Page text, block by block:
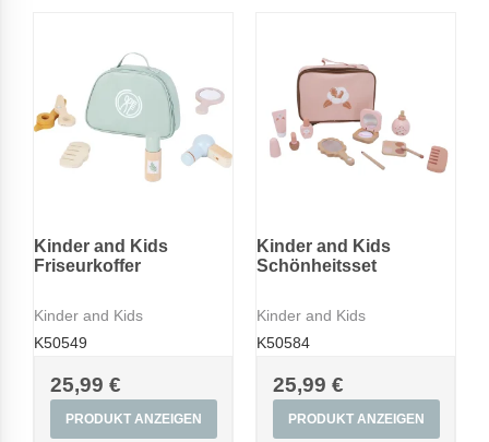
Kinder and Kids
Friseurkoffer
Kinder and Kids
K50549
25,99 €
PRODUKT ANZEIGEN
Kinder and Kids
Schönheitsset
Kinder and Kids
K50584
25,99 €
PRODUKT ANZEIGEN